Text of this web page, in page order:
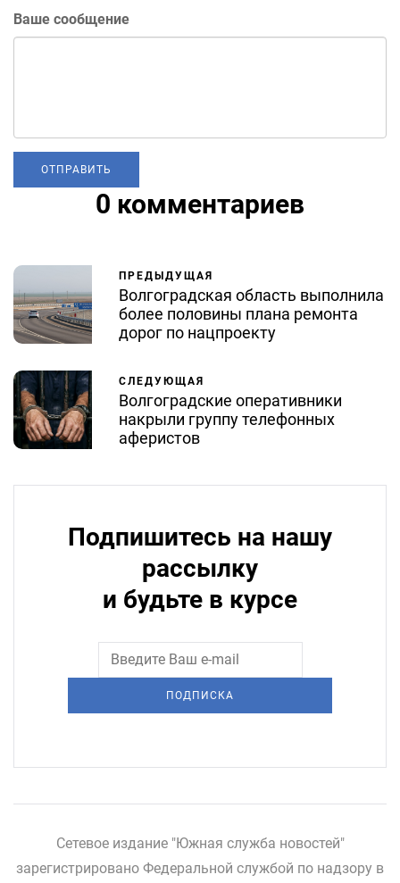
Ваше сообщение
0 комментариев
ПРЕДЫДУЩАЯ
Волгоградская область выполнила
более половины плана ремонта
дорог по нацпроекту
СЛЕДУЮЩАЯ
Волгоградские оперативники
накрыли группу телефонных
аферистов
Подпишитесь на нашу
рассылку
и будьте в курсе
ПОДПИСКА
Сетевое издание "Южная служба новостей"
зарегистрировано Федеральной службой по надзору в